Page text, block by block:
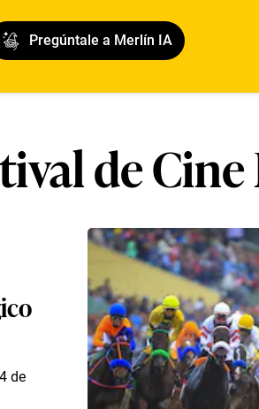
Pregúntale a Merlín IA
de
de